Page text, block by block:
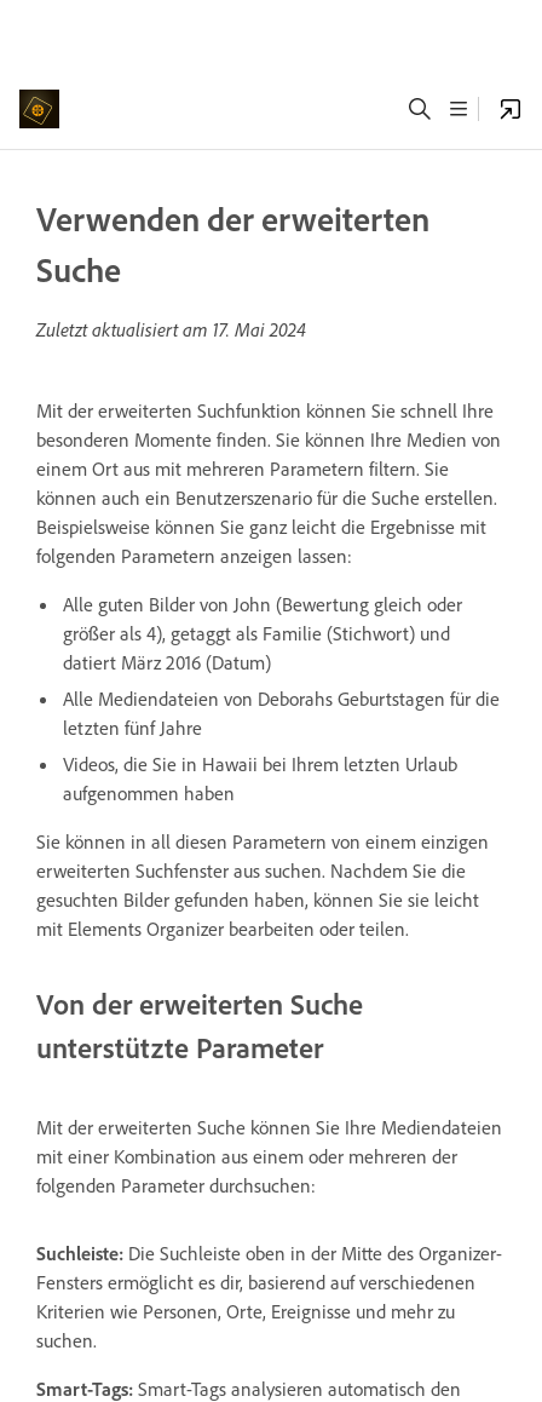
Verwenden der erweiterten
Suche
Zuletzt aktualisiert am 17. Mai 2024
Mit der erweiterten Suchfunktion können Sie schnell Ihre
besonderen Momente finden. Sie können Ihre Medien von
einem Ort aus mit mehreren Parametern filtern. Sie
können auch ein Benutzerszenario für die Suche erstellen.
Beispielsweise können Sie ganz leicht die Ergebnisse mit
folgenden Parametern anzeigen lassen:
Alle guten Bilder von John (Bewertung gleich oder
größer als 4), getaggt als Familie (Stichwort) und
datiert März 2016 (Datum)
Alle Mediendateien von Deborahs Geburtstagen für die
letzten fünf Jahre
Videos, die Sie in Hawaii bei Ihrem letzten Urlaub
aufgenommen haben
Sie können in all diesen Parametern von einem einzigen
erweiterten Suchfenster aus suchen. Nachdem Sie die
gesuchten Bilder gefunden haben, können Sie sie leicht
mit Elements Organizer bearbeiten oder teilen.
Von der erweiterten Suche
unterstützte Parameter
Mit der erweiterten Suche können Sie Ihre Mediendateien
mit einer Kombination aus einem oder mehreren der
folgenden Parameter durchsuchen:
Suchleiste: Die Suchleiste oben in der Mitte des Organizer-
Fensters ermöglicht es dir, basierend auf verschiedenen
Kriterien wie Personen, Orte, Ereignisse und mehr zu
suchen.
Smart-Tags: Smart-Tags analysieren automatisch den